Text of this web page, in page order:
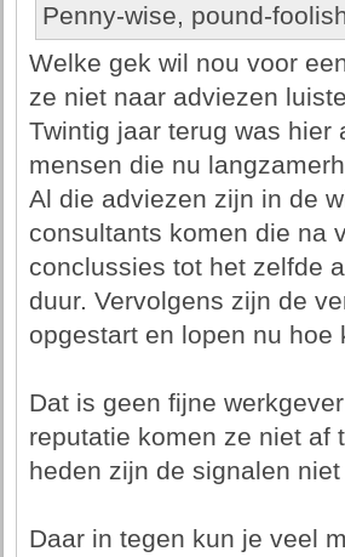
Penny-wise, pound-
Welke gek wil nou voor
ze niet naar adviezen
Twintig jaar terug was hier
mensen die nu
Al die adviezen zijn in de
consultants komen die na
conclussies tot het zelfde
duur. Vervolgens zijn de
opgestart en lopen nu
Dat is geen fijne
reputatie komen ze niet af
heden zijn de signalen
Daar in tegen kun je veel